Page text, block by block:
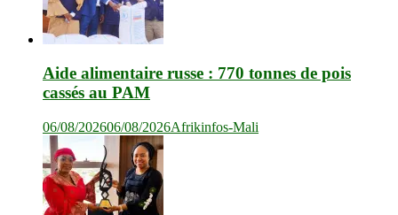
Aide alimentaire russe : 770 tonnes de pois
cassés au PAM
06/08/202606/08/2026Afrikinfos-Mali